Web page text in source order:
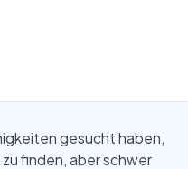
gesucht haben,
finden, aber schwer